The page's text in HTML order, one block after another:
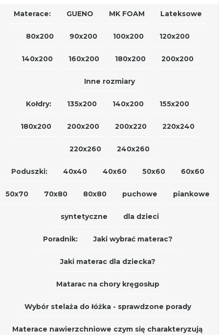
Materace: GUENO MK FOAM Lateksowe
80x200 90x200 100x200 120x200
140x200 160x200 180x200 200x200
Inne rozmiary
Kołdry: 135x200 140x200 155x200
180x200 200x200 200x220 220x240
220x260 240x260
Poduszki: 40x40 40x60 50x60 60x60
50x70 70x80 80x80 puchowe piankowe
syntetyczne dla dzieci
Poradnik: Jaki wybrać materac?
Jaki materac dla dziecka?
Matarac na chory kręgosłup
Wybór stelaża do łóżka - sprawdzone porady
Materace nawierzchniowe czym się charakteryzują